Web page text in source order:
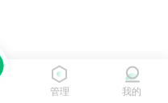
管理 我的